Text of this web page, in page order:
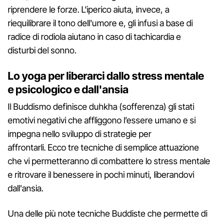
riprendere le forze. L'iperico aiuta, invece, a
riequilibrare il tono dell'umore e, gli infusi a base di
radice di rodiola aiutano in caso di tachicardia e
disturbi del sonno.
Lo yoga per liberarci dallo stress mentale
e psicologico e dall'ansia
Il Buddismo definisce duhkha (sofferenza) gli stati
emotivi negativi che affliggono l’essere umano e si
impegna nello sviluppo di strategie per
affrontarli. Ecco tre tecniche di semplice attuazione
che vi permetteranno di combattere lo stress mentale
e ritrovare il benessere in pochi minuti, liberandovi
dall'ansia.
Una delle più note tecniche Buddiste che permette di